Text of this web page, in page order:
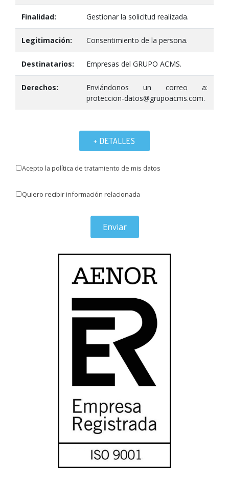
Finalidad: Gestionar la solicitud realizada.
Legitimación: Consentimiento de la persona.
Destinatarios: Empresas del GRUPO ACMS.
Derechos:
Enviándonos un correo a:
proteccion-datos@grupoacms.com.
+ DETALLES
Acepto la política de tratamiento de mis datos
Quiero recibir información relacionada
Enviar